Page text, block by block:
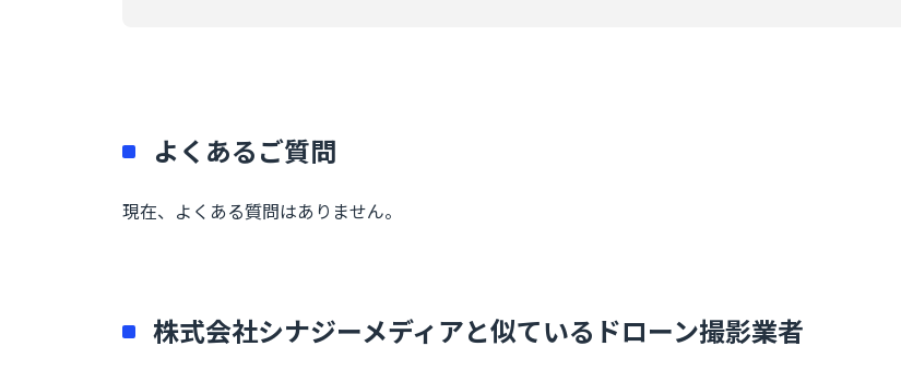
よくあるご質問
現在、よくある質問はありません。
株式会社シナジーメディアと似ているドローン撮影業者